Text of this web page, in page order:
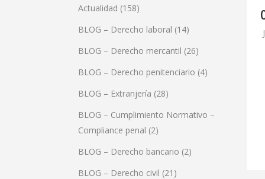
Actualidad (158)
BLOG – Derecho laboral (14)
BLOG – Derecho mercantil (26)
BLOG – Derecho penitenciario (4)
BLOG – Extranjería (28)
BLOG – Cumplimiento Normativo –
Compliance penal (2)
BLOG – Derecho bancario (2)
BLOG – Derecho civil (21)